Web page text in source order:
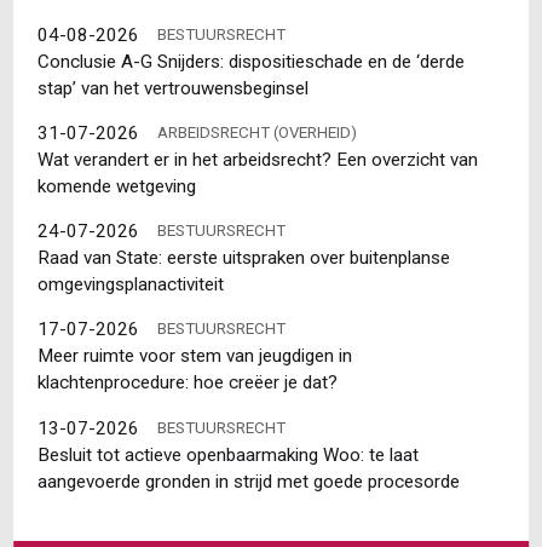
04-08-2026 BESTUURSRECHT
Conclusie A-G Snijders: dispositieschade en de ‘derde
stap’ van het vertrouwensbeginsel
31-07-2026 ARBEIDSRECHT (OVERHEID)
Wat verandert er in het arbeidsrecht? Een overzicht van
komende wetgeving
24-07-2026 BESTUURSRECHT
Raad van State: eerste uitspraken over buitenplanse
omgevingsplanactiviteit
17-07-2026 BESTUURSRECHT
Meer ruimte voor stem van jeugdigen in
klachtenprocedure: hoe creëer je dat?
13-07-2026 BESTUURSRECHT
Besluit tot actieve openbaarmaking Woo: te laat
aangevoerde gronden in strijd met goede procesorde